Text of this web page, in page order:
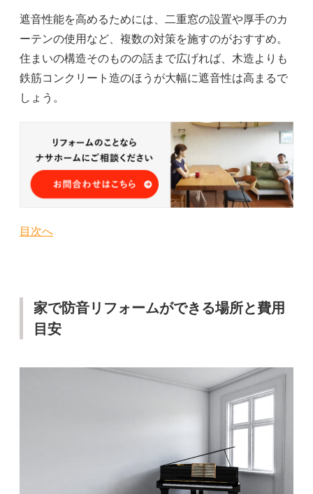
遮音性能を高めるためには、二重窓の設置や厚手のカ
ーテンの使用など、複数の対策を施すのがおすすめ。
住まいの構造そのものの話まで広げれば、木造よりも
鉄筋コンクリート造のほうが大幅に遮音性は高まるで
しょう。
目次へ
家で防音リフォームができる場所と費用
目安